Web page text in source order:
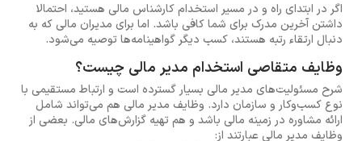
اگر در ابتدای راه و در مسیر استخدام کارشناس مالی هستید، احتمالا
داشتن آخرین مدرک برای شما کافی باشد. اما برای مدیران مالی که به
دنبال ارتقاء رتبه هستند، کسب دیگر گواهینامه‌ها توصیه می‌شود.
وظایف متقاصی استخدام مدیر مالی چیست؟
شرح مسئولیت‌های مدیر مالی بسیار گسترده است و ارتباط مستقیمی با
نوع کسب‌وکار و سازمان دارد. وظایف مدیر مالی هم می‌تواند شامل
ارائه مشاوره در زمینه مالی باشد و هم تهیه گزارش‌های مالی. بعضی از
وظایف مدیر مالی عبارتند از: